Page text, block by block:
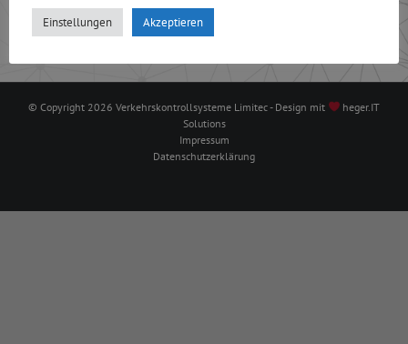
Weiterlesen
© Copyright 2026 Verkehrskontrollsysteme Limitec - Design mit
heger.IT
Solutions
Impressum
Datenschutzerklärung
Einstellungen Akzeptieren